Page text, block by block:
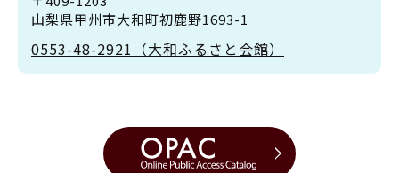
山梨県甲州市大和町初鹿野1693-1
0553-48-2921（大和ふるさと会館）